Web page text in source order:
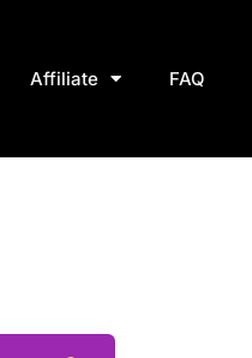
Affiliate FAQ